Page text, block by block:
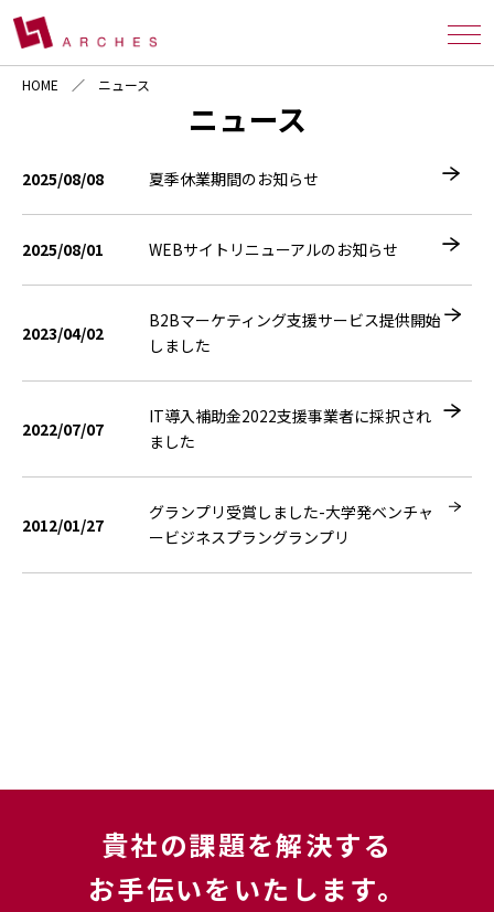
HOME ニュース
ニュース
2025/08/08 夏季休業期間のお知らせ
2025/08/01 WEBサイトリニューアルのお知らせ
2023/04/02
B2Bマーケティング支援サービス提供開始
しました
2022/07/07
IT導入補助金2022支援事業者に採択され
ました
2012/01/27
グランプリ受賞しました-大学発ベンチャ
ービジネスプラングランプリ
貴社の課題を解決する
お手伝いをいたします。